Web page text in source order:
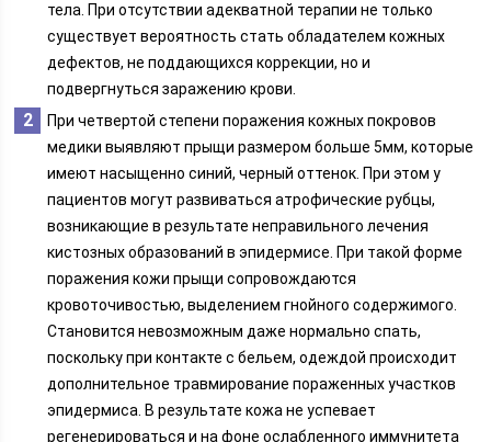
тела. При отсутствии адекватной терапии не только
существует вероятность стать обладателем кожных
дефектов, не поддающихся коррекции, но и
подвергнуться заражению крови.
При четвертой степени поражения кожных покровов
медики выявляют прыщи размером больше 5мм, которые
имеют насыщенно синий, черный оттенок. При этом у
пациентов могут развиваться атрофические рубцы,
возникающие в результате неправильного лечения
кистозных образований в эпидермисе. При такой форме
поражения кожи прыщи сопровождаются
кровоточивостью, выделением гнойного содержимого.
Становится невозможным даже нормально спать,
поскольку при контакте с бельем, одеждой происходит
дополнительное травмирование пораженных участков
эпидермиса. В результате кожа не успевает
регенерироваться и на фоне ослабленного иммунитета